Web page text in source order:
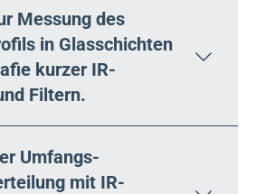
Messung des
in Glasschichten
kurzer IR-
Filtern.
Umfangs-
mit IR-